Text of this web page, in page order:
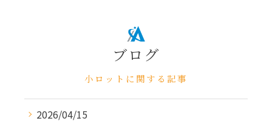
ブログ
小ロットに関する記事
2026/04/15